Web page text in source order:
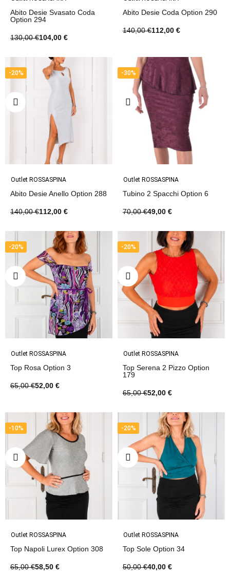
Abito Desie Svasato Coda
Option 294
130,00 €104,00 €
Abito Desie Coda Option 290
140,00 €112,00 €
-20%
Outlet ROSSASPINA
Abito Desie Anello Option 288
140,00 €112,00 €
-30%
Outlet ROSSASPINA
Tubino 2 Spacchi Option 6
70,00 €49,00 €
-20%
Outlet ROSSASPINA
Top Rosa Option 3
65,00 €52,00 €
-20%
Outlet ROSSASPINA
Top Serena 2 Pizzo Option
179
65,00 €52,00 €
-10%
Outlet ROSSASPINA
Top Napoli Lurex Option 308
65,00 €58,50 €
-20%
Outlet ROSSASPINA
Top Sole Option 34
50,00 €40,00 €